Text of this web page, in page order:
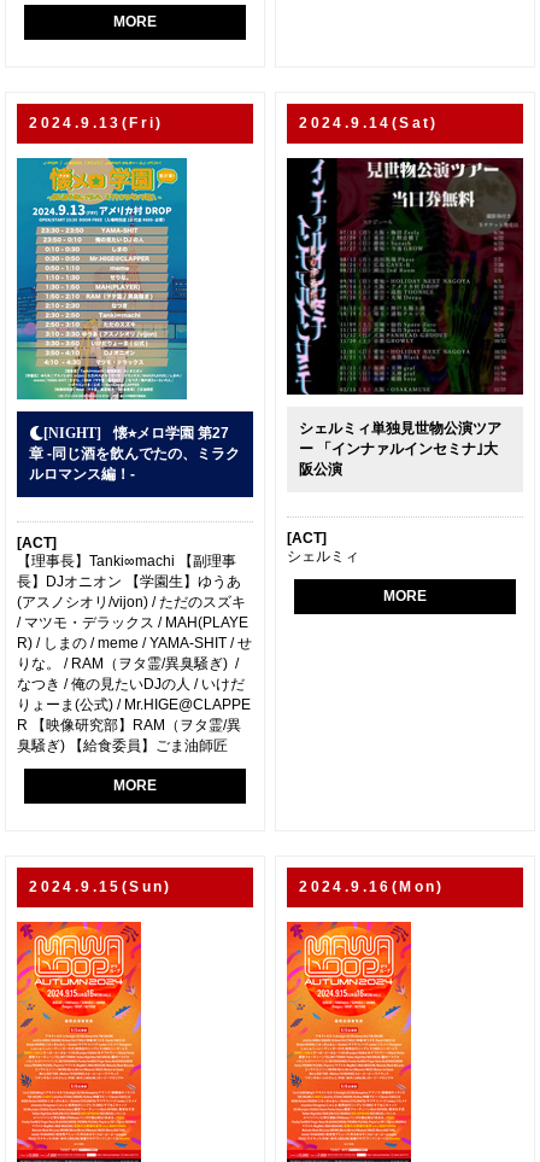
MORE
2024.9.13(Fri)
懐⭐︎メロ学園 第27
章 -同じ酒を飲んでたの、ミラク
ルロマンス編！-
[ACT]
【理事長】Tanki∞machi 【副理事
長】DJオニオン 【学園生】ゆうあ
(アスノシオリ/vijon) / ただのスズキ
/ マツモ・デラックス / MAH(PLAYE
R) / しまの / meme / YAMA-SHIT / せ
りな。 / RAM（ヲタ霊/異臭騒ぎ) /
なつき / 俺の見たいDJの人 / いけだ
りょーま(公式) / Mr.HIGE@CLAPPE
R 【映像研究部】RAM（ヲタ霊/異
臭騒ぎ) 【給食委員】ごま油師匠
MORE
2024.9.14(Sat)
シェルミィ単独見世物公演ツア
ー 「インナァルインセミナ｣大
阪公演
[ACT]
シェルミィ
MORE
2024.9.15(Sun) 2024.9.16(Mon)